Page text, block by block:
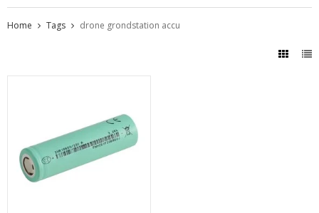
Home Tags drone grondstation accu